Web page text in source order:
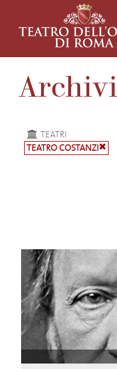
TEATRI
TEATRO COSTANZI